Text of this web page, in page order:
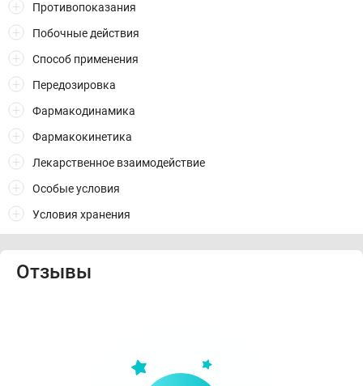
Противопоказания
Побочные действия
Способ применения
Передозировка
Фармакодинамика
Фармакокинетика
Лекарственное взаимодействие
Особые условия
Условия хранения
Отзывы